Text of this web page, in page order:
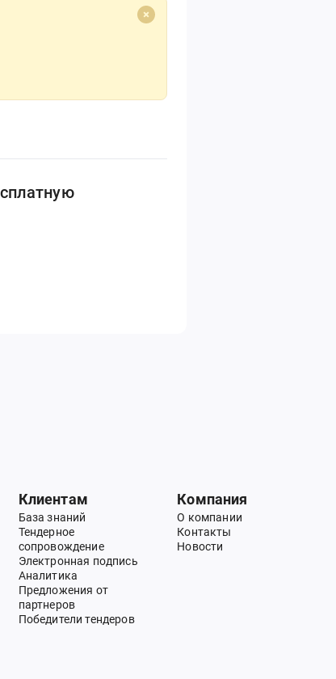
Клиентам
База знаний
Тендерное
сопровождение
Электронная подпись
Аналитика
Предложения от
партнеров
Победители тендеров
Компания
О компании
Контакты
Новости